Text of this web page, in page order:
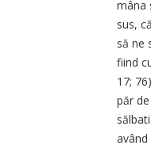
mâna
sus,
să ne
fiind
17;
păr